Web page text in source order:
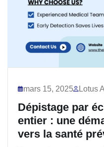
mars 15, 2025 Lotus
Dépistage par
entier : une
vers la santé